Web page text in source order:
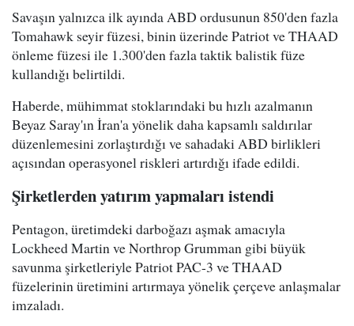
Savaşın yalnızca ilk ayında ABD ordusunun 850'den fazla
Tomahawk seyir füzesi, binin üzerinde Patriot ve THAAD
önleme füzesi ile 1.300'den fazla taktik balistik füze
kullandığı belirtildi.
Haberde, mühimmat stoklarındaki bu hızlı azalmanın
Beyaz Saray'ın İran'a yönelik daha kapsamlı saldırılar
düzenlemesini zorlaştırdığı ve sahadaki ABD birlikleri
açısından operasyonel riskleri artırdığı ifade edildi.
Şirketlerden yatırım yapmaları istendi
Pentagon, üretimdeki darboğazı aşmak amacıyla
Lockheed Martin ve Northrop Grumman gibi büyük
savunma şirketleriyle Patriot PAC-3 ve THAAD
füzelerinin üretimini artırmaya yönelik çerçeve anlaşmalar
imzaladı.